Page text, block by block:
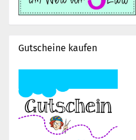
Gutscheine kaufen